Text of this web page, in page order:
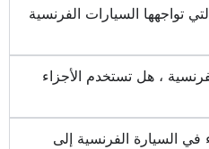
تواجهها السيارات الفرنسية
، هل تستخدم الأجزاء
في السيارة الفرنسية إلى